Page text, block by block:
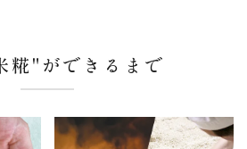
糀"ができるまで